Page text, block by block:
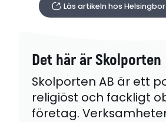
Läs artikeln hos
Det här är Skolporten
Skolporten AB är ett
religiöst och fackligt
företag.